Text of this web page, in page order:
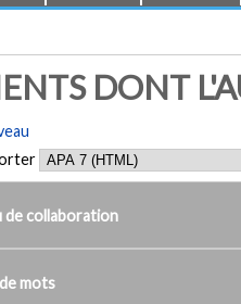
DONT
de collaboration
mots